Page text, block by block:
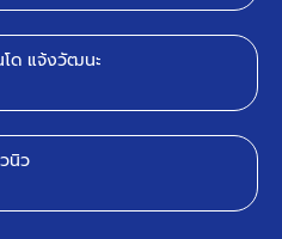
ด แจ้งวัฒนะ
นิว